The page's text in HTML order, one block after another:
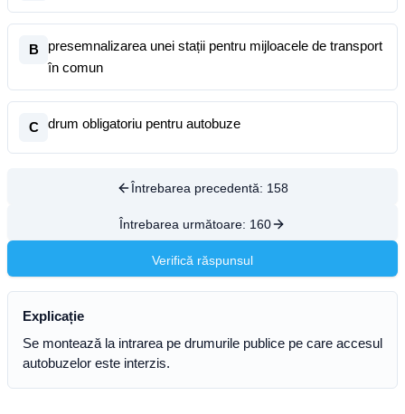
B
presemnalizarea unei stații pentru mijloacele de transport
în comun
C drum obligatoriu pentru autobuze
Întrebarea precedentă: 158
Întrebarea următoare: 160
Verifică răspunsul
Explicație
Se montează la intrarea pe drumurile publice pe care accesul
autobuzelor este interzis.